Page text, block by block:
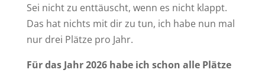
Sei nicht zu enttäuscht, wenn es nicht klappt.
Das hat nichts mit dir zu tun, ich habe nun mal
nur drei Plätze pro Jahr.
Für das Jahr 2026 habe ich schon alle Plätze